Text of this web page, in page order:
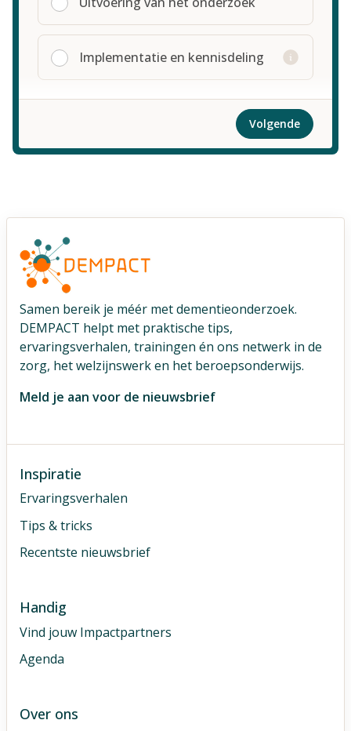
Implementatie en kennisdeling
Volgende
Samen bereik je méér met dementieonderzoek.
DEMPACT helpt met praktische tips,
ervaringsverhalen, trainingen én ons netwerk in de
zorg, het welzijnswerk en het beroepsonderwijs.
Meld je aan voor de nieuwsbrief
Inspiratie
Ervaringsverhalen
Tips & tricks
Recentste nieuwsbrief
Handig
Vind jouw Impactpartners
Agenda
Over ons